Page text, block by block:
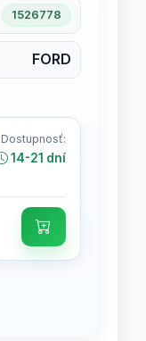
1526778
FORD
Dostupnosť:
14-21 dní